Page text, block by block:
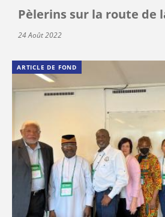
Pèlerins sur la route de
24 Août 2022
ARTICLE DE FOND